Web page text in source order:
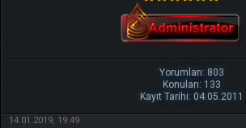
Yorumları: 803
Konuları: 133
Kayıt Tarihi: 04.05.2011
14.01.2019, 19:49